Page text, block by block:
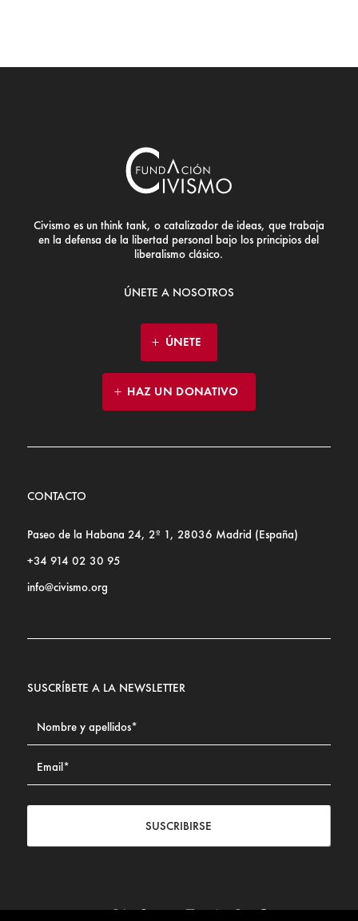
Civismo es un think tank, o catalizador de ideas, que trabaja
en la defensa de la libertad personal bajo los principios del
liberalismo clásico.
ÚNETE A NOSOTROS
ÚNETE
HAZ UN DONATIVO
CONTACTO
Paseo de la Habana 24, 2º 1, 28036 Madrid (España)
+34 914 02 30 95
info@civismo.org
SUSCRÍBETE A LA NEWSLETTER
SUSCRIBIRSE